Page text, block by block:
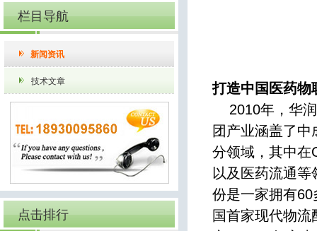
除湿机/除湿器/抽湿
机
温度记录仪
栏目导航
新闻资讯
技术文章
点击排行
打造中国医药物
2010年，华润
团产业涵盖了
分领域，其中在
以及医药流通
份是一家拥有
国首家现代物流